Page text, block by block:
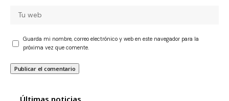
Guarda mi nombre, correo electrónico y web en este navegador para la
próxima vez que comente.